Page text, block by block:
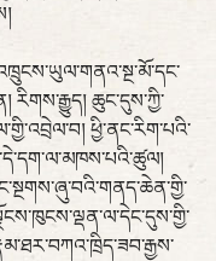
རིགས་རྒྱུད། ཆུང་དུས་ཀྱི་
ཕྱི་ནང་རིག་པའི་